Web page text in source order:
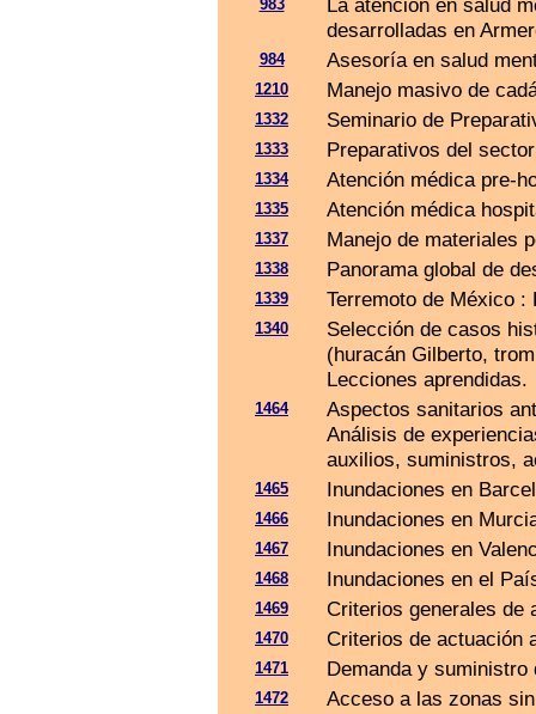
983
desarrolladas en
984 Asesoría en salud
1210 Manejo masivo de
1332 Seminario de
1333 Preparativos del
1334 Atención médica pre-
1335 Atención médica
1337 Manejo de materiales
1338 Panorama global de
1339 Terremoto de México :
1340
Selección de casos
(huracán Gilberto,
Lecciones aprendidas.
1464
Aspectos sanitarios
Análisis de
auxilios, suministros,
1465 Inundaciones en
1466 Inundaciones en
1467 Inundaciones en
1468 Inundaciones en el
1469 Criterios generales de
1470 Criterios de actuación
1471 Demanda y
1472 Acceso a las zonas